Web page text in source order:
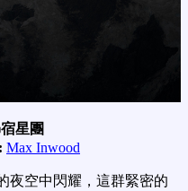
星團
: Max Inwood
夜空中閃耀，這群緊密的